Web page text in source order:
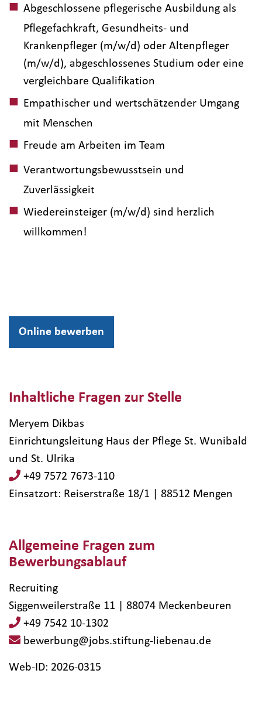
Abgeschlossene pflegerische Ausbildung als
Pflegefachkraft, Gesundheits- und
Krankenpfleger (m/w/d) oder Altenpfleger
(m/w/d), abgeschlossenes Studium oder eine
vergleichbare Qualifikation
Empathischer und wertschätzender Umgang
mit Menschen
Freude am Arbeiten im Team
Verantwortungsbewusstsein und
Zuverlässigkeit
Wiedereinsteiger (m/w/d) sind herzlich
willkommen!
Inhaltliche Fragen zur Stelle
Meryem Dikbas
Einrichtungsleitung Haus der Pflege St. Wunibald
und St. Ulrika
+49 7572 7673-110
Einsatzort: Reiserstraße 18/1 | 88512​ Mengen
Allgemeine Fragen zum
Bewerbungsablauf
Recruiting
Siggenweilerstraße 11 | 88074 Meckenbeuren
+49 7542 10-1302
bewerbung@jobs.stiftung-liebenau.de
Web-ID: 2026-0315
Online bewerben